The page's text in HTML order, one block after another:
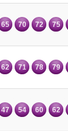
65 70 72 75
62 71 78 79
47 54 60 62